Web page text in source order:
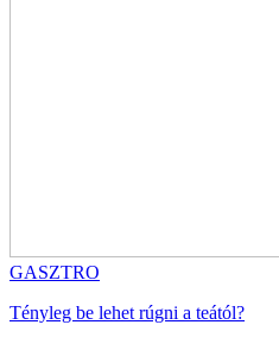
GASZTRO
Tényleg be lehet rúgni a teától?